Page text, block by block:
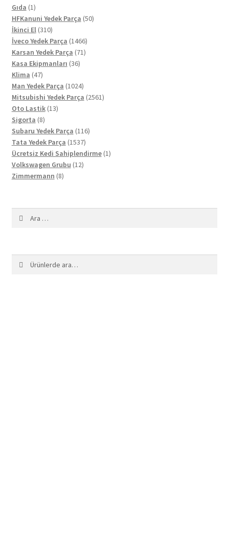
Gıda 11
ürün
HFKanuni Yedek Parça 5050
İkinci El 310310
ürün
İveco Yedek Parça 14661466
ürün
Karsan Yedek Parça 7171
Kasa Ekipmanları 3636
Klima 4747
ürün
Man Yedek Parça 10241024
ürün
Mitsubishi Yedek Parça 25612561
Oto Lastik 1313
Sigorta 88
ürün
Subaru Yedek Parça 116116
Tata Yedek Parça 15371537
ürün
Ücretsiz Kedi Sahiplendirme 11
Volkswagen Grubu 1212
Zimmermann 88